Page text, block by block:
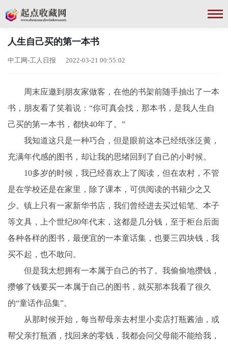
人生自己买的第一本书
中工网-工人日报 2022-03-21 00:55:02
周末应邀到朋友家做客，在他的书架前随手抽出了一本
书，朋友看了笑着说：“你可真会找，那本书，是我人生自
己买的第一本书，都快40年了。”
我知道这只是一种巧合，但是眼前这本已经纸张泛黄，
充满年代感的图书，却让我的思绪回到了自己的小时候。
10多岁的时候，我已经喜欢上了阅读，但在农村，不管
是在学校还是在家里，除了课本，可供阅读的书籍少之又
少。镇上只有一家新华书店，我们曾经进去买过铅笔、本子
等文具，上个世纪80年代末，这都是几分钱，至于柜台后面
各种各样的图书，最便宜的一本童话集，也要三四块钱，我
买不起，也不敢问。
但是我太想拥有一本属于自己的书了。我偷偷地攒钱，
攒够了钱要买一本属于自己的图书，就买那本我看了很久
的“童话作品集”。
从那时候开始，每当帮母亲去村里小卖店打瓶酱油，或
帮父亲打瓶酒，找回来的零钱，我都会问父母能不能给我，